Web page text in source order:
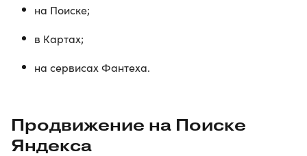
на Поиске;
в Картах;
на сервисах Фантеха.
Продвижение на Поиске
Яндекса